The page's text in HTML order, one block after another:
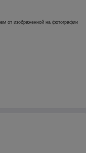
от изображенной на фотографии